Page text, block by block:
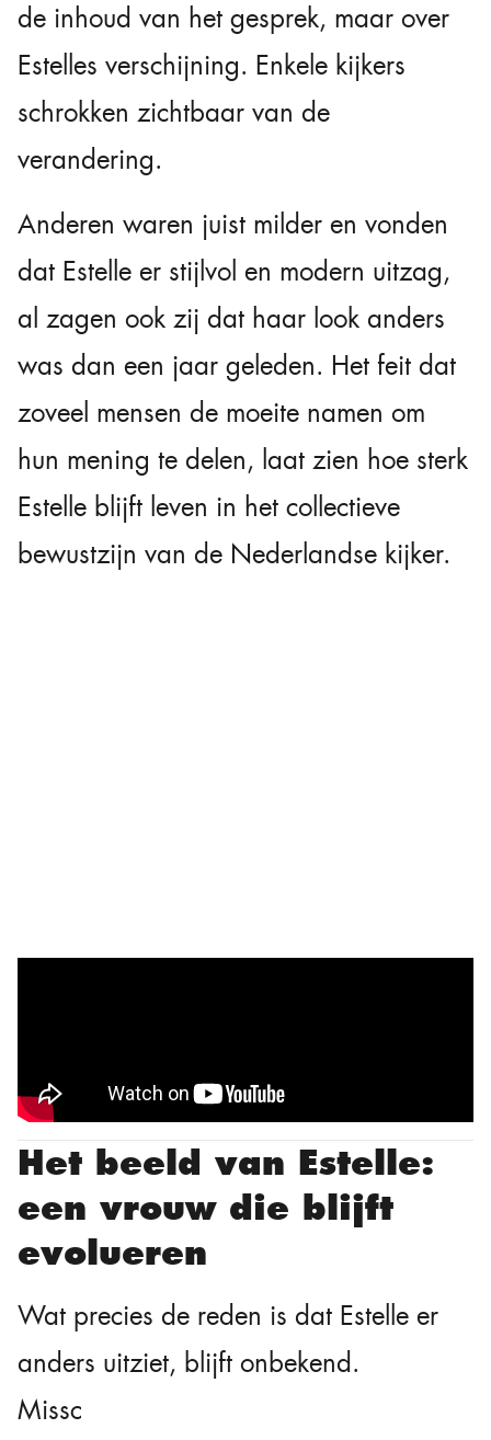
de inhoud van het gesprek, maar over
Estelles verschijning. Enkele kijkers
schrokken zichtbaar van de
verandering.
Anderen waren juist milder en vonden
dat Estelle er stijlvol en modern uitzag,
al zagen ook zij dat haar look anders
was dan een jaar geleden. Het feit dat
zoveel mensen de moeite namen om
hun mening te delen, laat zien hoe sterk
Estelle blijft leven in het collectieve
bewustzijn van de Nederlandse kijker.
Het beeld van Estelle:
een vrouw die blijft
evolueren
Wat precies de reden is dat Estelle er
anders uitziet, blijft onbekend.
Misschien is het nieuwe make-up,